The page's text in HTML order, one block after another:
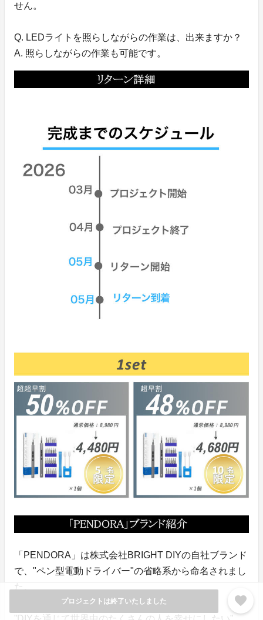
プロジェクトは終了いたしました favorite
せん。
Q. LEDライトを照らしながらの作業は、出来ますか？
A. 照らしながらの作業も可能です。
「PENDORA」は株式会社BRIGHT DIYの自社ブランド
で、"ペン型電動ドライバー"の省略系から命名されまし
た。